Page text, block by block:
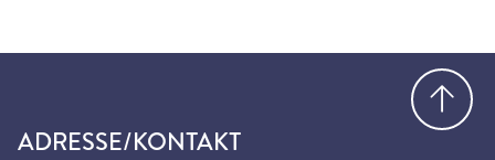
ADRESSE/KONTAKT